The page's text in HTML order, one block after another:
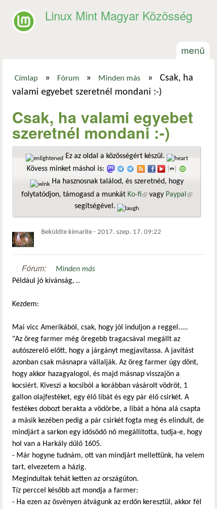
Linux Mint Magyar Közösség
menü
Jelenlegi hely
Címlap » Fórum » Minden más »
Csak, ha
valami egyebet szeretnél mondani :-)
Csak, ha valami egyebet
szeretnél mondani :-)
Ez az oldal a közösségért készül.
Kövess minket máshol is:
Ha hasznosnak találod, és szeretnéd, hogy
folytatódjon, támogasd a munkát Ko-fi(külső hivatkozás)
vagy Paypal
segítségével.
Beküldte kimarite - 2017. szep. 17. 09:22
Fórum:
Minden más
Például jó kívánság, ..
Kezdem:
Mai vicc Amerikából, csak, hogy jól induljon a reggel.....
"Az öreg farmer még öregebb tragacsával megállt az
autószerelő előtt, hogy a járgányt megjavítassa. A javítást
azonban csak másnapra vállalják. Az öreg farmer úgy dönt,
hogy akkor hazagyalogol, és majd másnap visszajön a
kocsiért. Kiveszi a kocsiból a korábban vásárolt vödröt, 1
gallon olajfestéket, egy élő libát és egy pár élő csirkét. A
festékes dobozt berakta a vödörbe, a libát a hóna alá csapta
a másik kezében pedig a pár csirkét fogta meg és elindult, de
mindjárt a sarkon egy idősödő nő megállította, tudja-e, hogy
hol van a Harkály dűlő 1605.
- Már hogyne tudnám, ott van mindjárt mellettünk, ha velem
tart, elvezetem a házig.
Megindultak tehát ketten az országúton.
Tíz perccel később azt mondja a farmer:
- Ha ezen az ösvényen átvágunk az erdőn keresztül, akkor fél